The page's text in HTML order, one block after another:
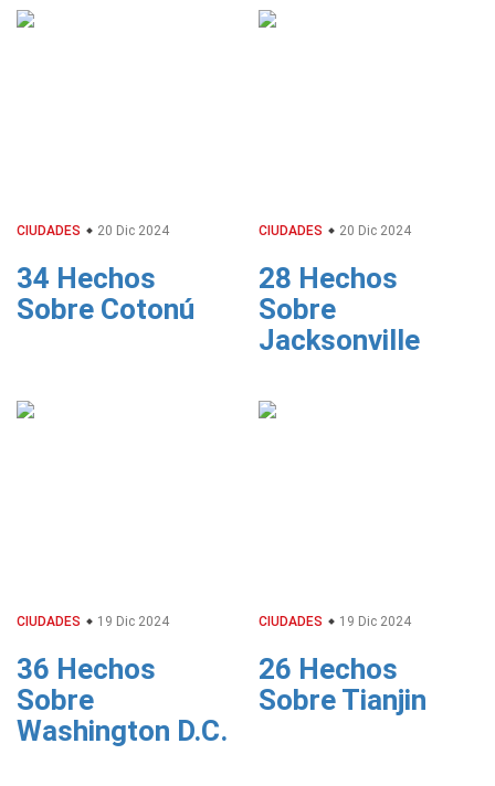
CIUDADES 20 Dic 2024
34 Hechos
Sobre Cotonú
CIUDADES 20 Dic 2024
28 Hechos
Sobre
Jacksonville
CIUDADES 19 Dic 2024
36 Hechos
Sobre
Washington D.C.
CIUDADES 19 Dic 2024
26 Hechos
Sobre Tianjin